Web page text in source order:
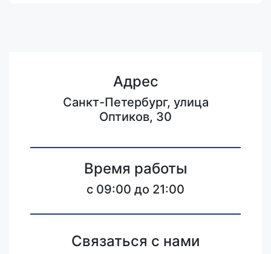
Адрес
Санкт-Петербург, улица
Оптиков, 30
Время работы
c 09:00 до 21:00
Связаться с нами